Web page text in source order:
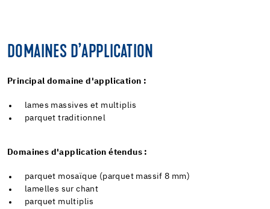
DOMAINES D’APPLICATION
Principal domaine d'application :
lames massives et multiplis
parquet traditionnel
Domaines d'application étendus :
parquet mosaïque (parquet massif 8 mm)
lamelles sur chant
parquet multiplis